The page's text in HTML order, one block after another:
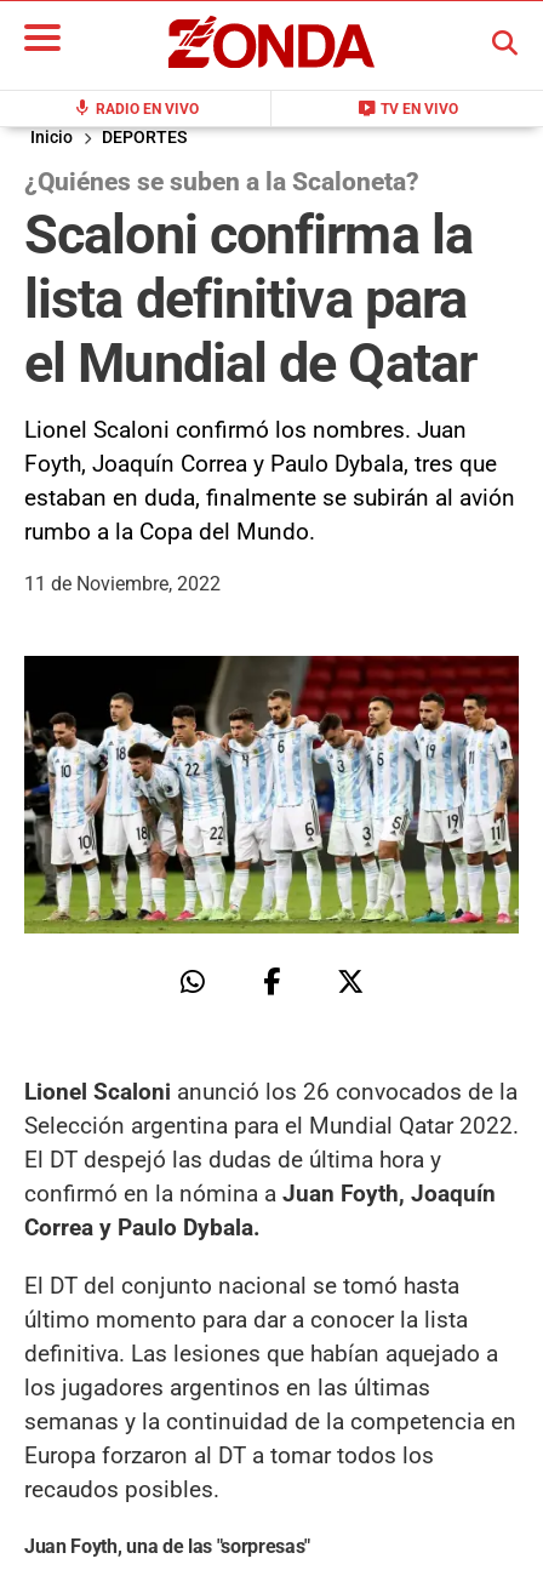
mic RADIO EN VIVO live_tv TV EN VIVO
BUSCAR
Inicio DEPORTES
¿Quiénes se suben a la Scaloneta?
Scaloni confirma la
lista definitiva para
el Mundial de Qatar
Lionel Scaloni confirmó los nombres. Juan
Foyth, Joaquín Correa y Paulo Dybala, tres que
estaban en duda, finalmente se subirán al avión
rumbo a la Copa del Mundo.
11 de Noviembre, 2022
Lionel Scaloni anunció los 26 convocados de la
Selección argentina para el Mundial Qatar 2022.
El DT despejó las dudas de última hora y
confirmó en la nómina a Juan Foyth, Joaquín
Correa y Paulo Dybala.
El DT del conjunto nacional se tomó hasta
último momento para dar a conocer la lista
definitiva. Las lesiones que habían aquejado a
los jugadores argentinos en las últimas
semanas y la continuidad de la competencia en
Europa forzaron al DT a tomar todos los
recaudos posibles.
Juan Foyth, una de las "sorpresas"